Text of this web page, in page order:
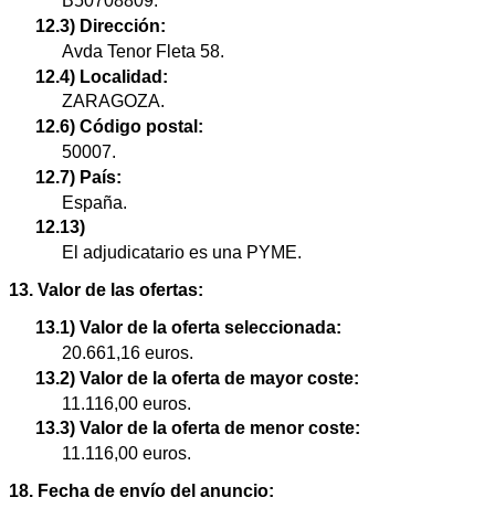
12.3) Dirección:
Avda Tenor Fleta 58.
12.4) Localidad:
ZARAGOZA.
12.6) Código postal:
50007.
12.7) País:
España.
12.13)
El adjudicatario es una PYME.
13. Valor de las ofertas:
13.1) Valor de la oferta seleccionada:
20.661,16 euros.
13.2) Valor de la oferta de mayor coste:
11.116,00 euros.
13.3) Valor de la oferta de menor coste:
11.116,00 euros.
18. Fecha de envío del anuncio: